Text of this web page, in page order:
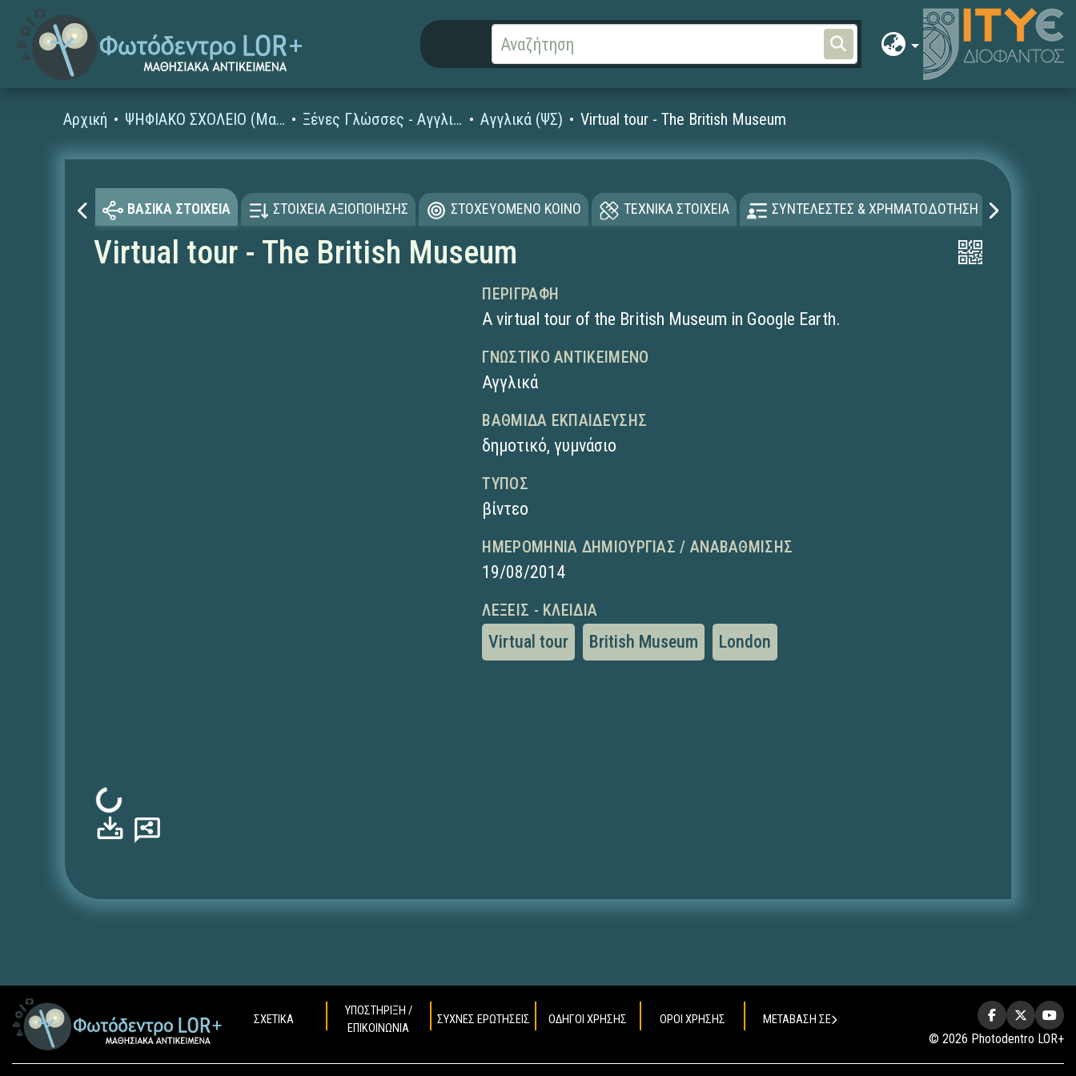
Αρχική ΨΗΦΙΑΚΟ ΣΧΟΛΕΙΟ (Μαθησιακά Αντικείμενα) Ξένες Γλώσσες - Αγγλικά Αγγλικά (ΨΣ) Virtual tour - The British Museum
ΒΑΣΙΚΑ ΣΤΟΙΧΕΙΑ ΣΤΟΙΧΕΙΑ ΑΞΙΟΠΟΙΗΣΗΣ ΣΤΟΧΕΥΟΜΕΝΟ ΚΟΙΝΟ ΤΕΧΝΙΚΑ ΣΤΟΙΧΕΙΑ ΣΥΝΤΕΛΕΣΤΕΣ & ΧΡΗΜΑΤΟΔΟΤΗΣΗ
Virtual tour - The British Museum
Φόρτωση...
ΠΕΡΙΓΡΑΦΉ
A virtual tour of the British Museum in Google Earth.
ΓΝΩΣΤΙΚΌ ΑΝΤΙΚΕΊΜΕΝΟ
Αγγλικά
ΒΑΘΜΊΔΑ ΕΚΠΑΊΔΕΥΣΗΣ
δημοτικό,γυμνάσιο
ΤΎΠΟΣ
βίντεο
ΗΜΕΡΟΜΗΝΊΑ ΔΗΜΙΟΥΡΓΊΑΣ / ΑΝΑΒΆΘΜΙΣΗΣ
19/08/2014
ΛΈΞΕΙΣ - ΚΛΕΙΔΙΆ
Virtual tour British Museum London
ΣΧΕΤΙΚΑ
ΥΠΟΣΤΗΡΙΞΗ /
ΕΠΙΚΟΙΝΩΝΙΑ
ΣΥΧΝΕΣ ΕΡΩΤΗΣΕΙΣ ΟΔΗΓΟΙ ΧΡΗΣΗΣ ΟΡΟΙ ΧΡΗΣΗΣ ΜΕΤΑΒΑΣΗ ΣΕ
© 2026 Photodentro LOR+